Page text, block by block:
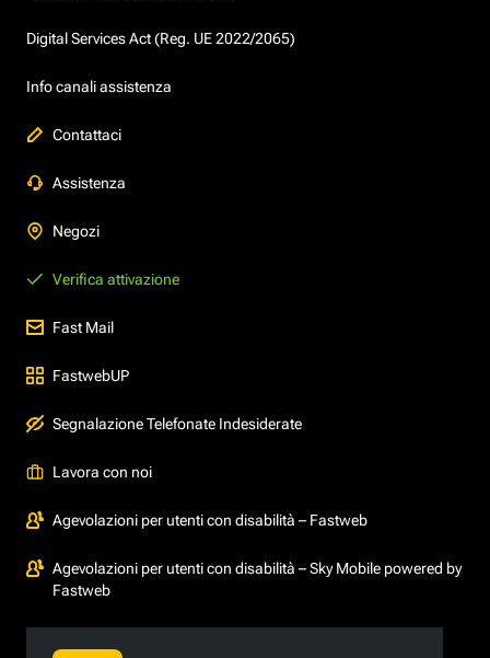
Digital Services Act (Reg. UE 2022/2065)
Info canali assistenza
Contattaci
Assistenza
Negozi
Verifica attivazione
Fast Mail
FastwebUP
Segnalazione Telefonate Indesiderate
Lavora con noi
Agevolazioni per utenti con disabilità – Fastweb
Agevolazioni per utenti con disabilità – Sky Mobile powered by
Fastweb